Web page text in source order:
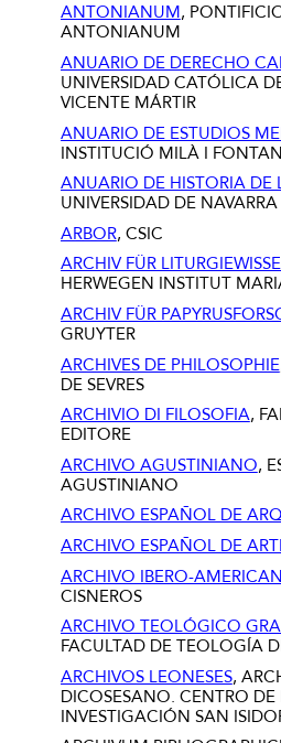
ANTONIANUM,
ANTONIANUM
ANUARIO DE DERECHO
UNIVERSIDAD CATÓLICA
VICENTE MÁRTIR
ANUARIO DE ESTUDIOS
INSTITUCIÓ MILÀ I
ANUARIO DE HISTORIA DE
UNIVERSIDAD DE NAVARRA
ARBOR, CSIC
ARCHIV FÜR
HERWEGEN INSTITUT
ARCHIV FÜR
GRUYTER
ARCHIVES DE PHILOSOPHIE
DE SEVRES
ARCHIVIO DI FILOSOFIA,
EDITORE
ARCHIVO AGUSTINIANO,
AGUSTINIANO
ARCHIVO ESPAÑOL DE
ARCHIVO ESPAÑOL DE
ARCHIVO IBERO-
CISNEROS
ARCHIVO TEOLÓGICO
FACULTAD DE TEOLOGÍA
ARCHIVOS LEONESES,
DICOSESANO. CENTRO DE
INVESTIGACIÓN SAN